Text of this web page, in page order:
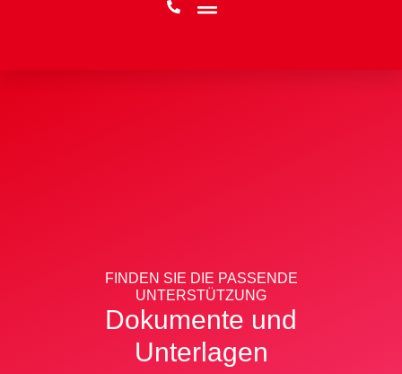
FINDEN SIE DIE PASSENDE
UNTERSTÜTZUNG
Dokumente und
Unterlagen